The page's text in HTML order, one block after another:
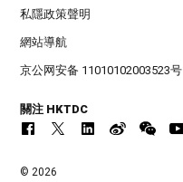
私隱政策聲明
網站導航
京公网安备 11010102003523号
關注 HKTDC
© 2026